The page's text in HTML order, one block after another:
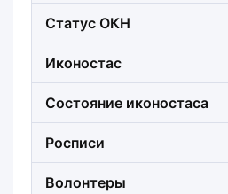
Статус ОКН
Иконостас
Состояние иконостаса
Росписи
Волонтеры